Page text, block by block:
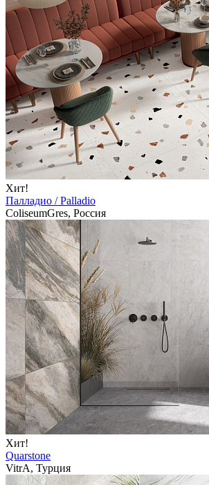
Хит!
Палладио / Palladio
ColiseumGres, Россия
Хит!
Quarstone
VitrA, Турция